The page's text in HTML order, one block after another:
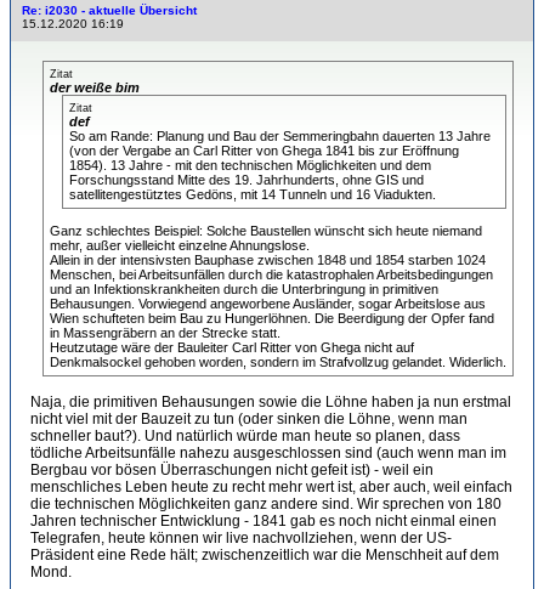
Re: i2030 - aktuelle Übersicht
15.12.2020 16:19
Zitat
der weiße bim
Zitat
def
So am Rande: Planung und Bau der Semmeringbahn dauerten 13 Jahre
(von der Vergabe an Carl Ritter von Ghega 1841 bis zur Eröffnung
1854). 13 Jahre - mit den technischen Möglichkeiten und dem
Forschungsstand Mitte des 19. Jahrhunderts, ohne GIS und
satellitengestütztes Gedöns, mit 14 Tunneln und 16 Viadukten.
Ganz schlechtes Beispiel: Solche Baustellen wünscht sich heute niemand
mehr, außer vielleicht einzelne Ahnungslose.
Allein in der intensivsten Bauphase zwischen 1848 und 1854 starben 1024
Menschen, bei Arbeitsunfällen durch die katastrophalen Arbeitsbedingungen
und an Infektionskrankheiten durch die Unterbringung in primitiven
Behausungen. Vorwiegend angeworbene Ausländer, sogar Arbeitslose aus
Wien schufteten beim Bau zu Hungerlöhnen. Die Beerdigung der Opfer fand
in Massengräbern an der Strecke statt.
Heutzutage wäre der Bauleiter Carl Ritter von Ghega nicht auf
Denkmalsockel gehoben worden, sondern im Strafvollzug gelandet. Widerlich.
Naja, die primitiven Behausungen sowie die Löhne haben ja nun erstmal
nicht viel mit der Bauzeit zu tun (oder sinken die Löhne, wenn man
schneller baut?). Und natürlich würde man heute so planen, dass
tödliche Arbeitsunfälle nahezu ausgeschlossen sind (auch wenn man im
Bergbau vor bösen Überraschungen nicht gefeit ist) - weil ein
menschliches Leben heute zu recht mehr wert ist, aber auch, weil einfach
die technischen Möglichkeiten ganz andere sind. Wir sprechen von 180
Jahren technischer Entwicklung - 1841 gab es noch nicht einmal einen
Telegrafen, heute können wir live nachvollziehen, wenn der US-
Präsident eine Rede hält; zwischenzeitlich war die Menschheit auf dem
Mond.